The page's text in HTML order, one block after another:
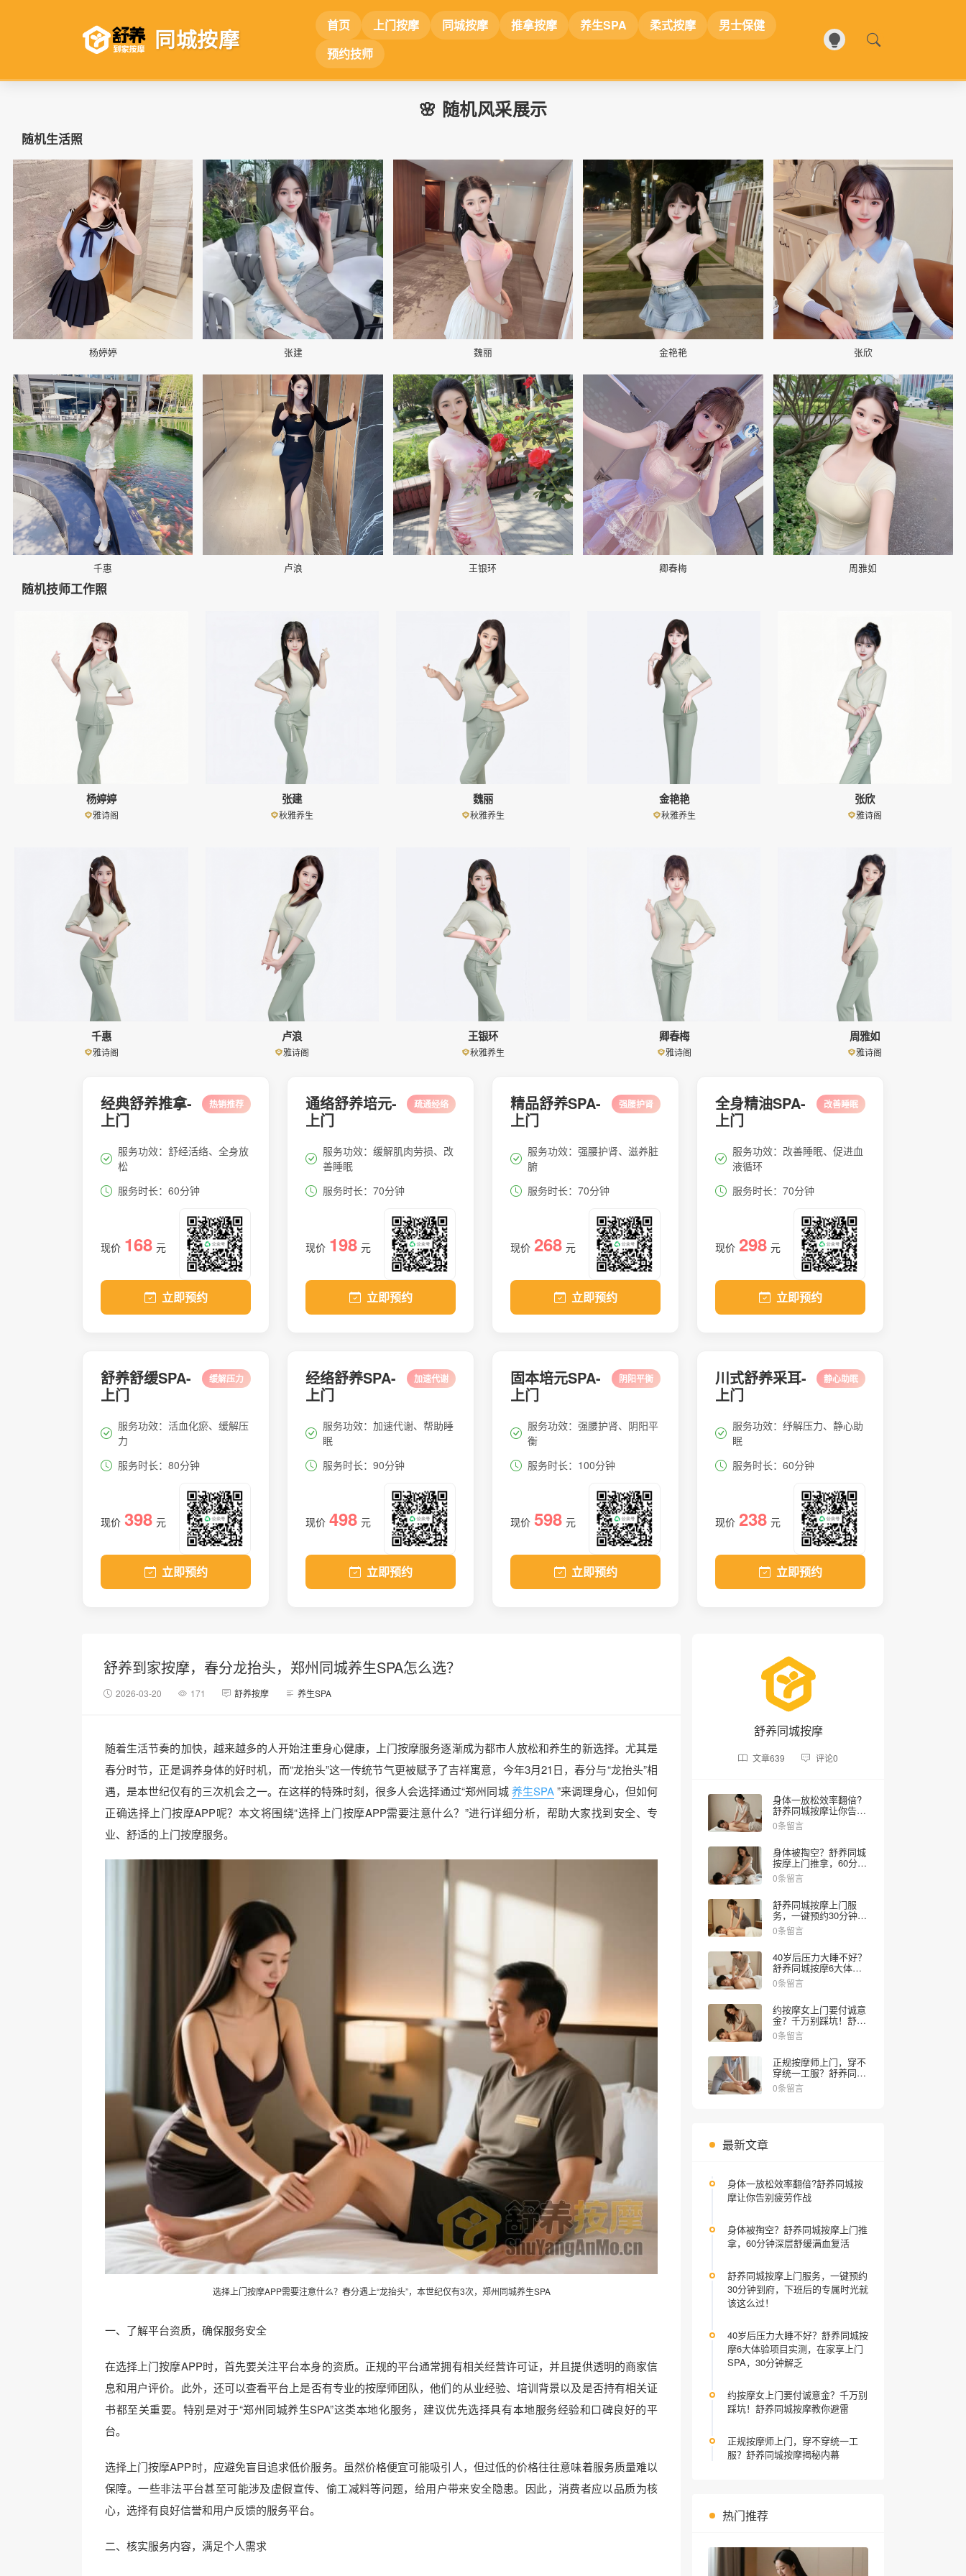
同城按摩 首页 上门按摩 同城按摩 推拿按摩 养生SPA 柔式按摩
男士保健
预约技师
🌸 随机风采展示
随机生活照
📷
杨婷婷
📷
张建
📷
魏丽
📷
金艳艳
📷
张欣
📷
千惠
📷
卢浪
📷
王银环 卿春梅
📷
周雅如
随机技师工作照
杨婷婷
雅诗阁
张建
秋雅养生
魏丽
秋雅养生
金艳艳
秋雅养生
张欣
雅诗阁
千惠
雅诗阁
卢浪
雅诗阁
王银环
秋雅养生
卿春梅
雅诗阁
周雅如
雅诗阁
经典舒养推拿-
上门
热销推荐
服务功效：舒经活络、全身放
松
服务时长：60分钟
现价 168 元
立即预约
通络舒养培元-
上门
疏通经络
服务功效：缓解肌肉劳损、改
善睡眠
服务时长：70分钟
现价 198 元
立即预约
精品舒养SPA-
上门
强腰护肾
服务功效：强腰护肾、滋养脏
腑
服务时长：70分钟
现价 268 元
立即预约
全身精油SPA-
上门
改善睡眠
服务功效：改善睡眠、促进血
液循环
服务时长：70分钟
现价 298 元
立即预约
舒养舒缓SPA-
上门
缓解压力
服务功效：活血化瘀、缓解压
力
服务时长：80分钟
现价 398 元
立即预约
经络舒养SPA-
上门
加速代谢
服务功效：加速代谢、帮助睡
眠
服务时长：90分钟
现价 498 元
立即预约
固本培元SPA-
上门
阴阳平衡
服务功效：强腰护肾、阴阳平
衡
服务时长：100分钟
现价 598 元
立即预约
川式舒养采耳-
上门
静心助眠
服务功效：纾解压力、静心助
眠
服务时长：60分钟
现价 238 元
立即预约
舒养到家按摩，春分龙抬头，郑州同城养生SPA怎么选？
2026-03-20 171 舒养按摩 养生SPA
随着生活节奏的加快，越来越多的人开始注重身心健康，上门按摩服务逐渐成为都市人放松和养生的新选择。尤其是
春分时节，正是调养身体的好时机，而“龙抬头”这一传统节气更被赋予了吉祥寓意，今年3月21日，春分与“龙抬头”相
遇，是本世纪仅有的三次机会之一。在这样的特殊时刻，很多人会选择通过“郑州同城 养生SPA ”来调理身心，但如何
正确选择上门按摩APP呢？本文将围绕“选择上门按摩APP需要注意什么？”进行详细分析，帮助大家找到安全、专
业、舒适的上门按摩服务。
选择上门按摩APP需要注意什么？春分遇上“龙抬头”，本世纪仅有3次，郑州同城养生SPA
一、了解平台资质，确保服务安全
在选择上门按摩APP时，首先要关注平台本身的资质。正规的平台通常拥有相关经营许可证，并且提供透明的商家信
息和用户评价。此外，还可以查看平台上是否有专业的按摩师团队，他们的从业经验、培训背景以及是否持有相关证
书都至关重要。特别是对于“郑州同城养生SPA”这类本地化服务，建议优先选择具有本地服务经验和口碑良好的平
台。
选择上门按摩APP时，应避免盲目追求低价服务。虽然价格便宜可能吸引人，但过低的价格往往意味着服务质量难以
保障。一些非法平台甚至可能涉及虚假宣传、偷工减料等问题，给用户带来安全隐患。因此，消费者应以品质为核
心，选择有良好信誉和用户反馈的服务平台。
二、核实服务内容，满足个人需求
舒养同城按摩
文章639 评论0
身体一放松效率翻倍?
舒养同城按摩让你告别
疲劳作战
0条留言
身体被掏空？舒养同城
按摩上门推拿，60分钟
深层舒缓满血复活
0条留言
舒养同城按摩上门服
务，一键预约30分钟到
府，下班后的专属时光
就该这么过！
0条留言
40岁后压力大睡不好？
舒养同城按摩6大体验
项目实测，在家享上门
SPA，30分钟解乏
0条留言
约按摩女上门要付诚意
金？千万别踩坑！舒养
同城按摩教你避雷
0条留言
正规按摩师上门，穿不
穿统一工服？舒养同城
按摩揭秘内幕
0条留言
最新文章
身体一放松效率翻倍?舒养同城按
摩让你告别疲劳作战
身体被掏空？舒养同城按摩上门推
拿，60分钟深层舒缓满血复活
舒养同城按摩上门服务，一键预约
30分钟到府，下班后的专属时光就
该这么过！
40岁后压力大睡不好？舒养同城按
摩6大体验项目实测，在家享上门
SPA，30分钟解乏
约按摩女上门要付诚意金？千万别
踩坑！舒养同城按摩教你避雷
正规按摩师上门，穿不穿统一工
服？舒养同城按摩揭秘内幕
热门推荐